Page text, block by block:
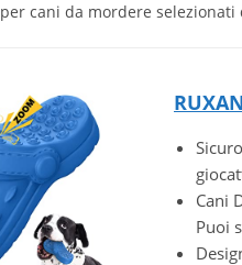
cani da mordere selezionati
Cani
Puoi